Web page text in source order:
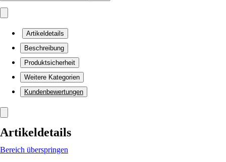
Artikeldetails
Beschreibung
Produktsicherheit
Weitere Kategorien
Kundenbewertungen
Artikeldetails
Bereich überspringen